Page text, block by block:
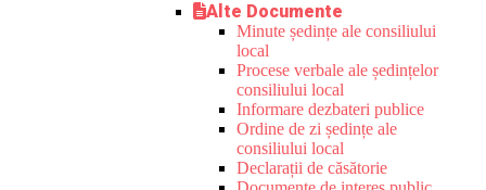
Alte Documente
Minute ședințe ale consiliului
local
Procese verbale ale ședințelor
consiliului local
Informare dezbateri publice
Ordine de zi ședințe ale
consiliului local
Declarații de căsătorie